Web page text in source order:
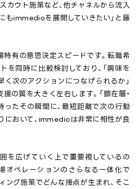
カウト施策など、他チャネルから流入
もimmedioを展開していきたい」と藤
特有の意思決定スピードです。転職希
を同時に比較検討しており、「興味を
く次のアクションにつなげられるか」
の質を大きく左右します。「顕在層・
ったその瞬間に、最短距離で次の行動
において、immedioは非常に相性が良
を広げていく上で重要視しているの
オペレーションのさらなる一体化で
ング施策でどんな接点が生まれ、そこ